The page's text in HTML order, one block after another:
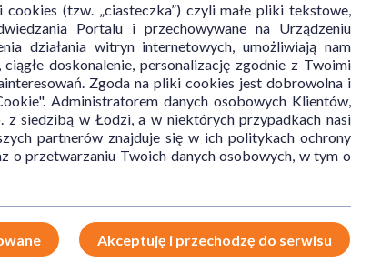
DZIAŁANIE/WŁAŚCIWOŚCI GŁÓWNY
(tzw. „ciasteczka”) czyli małe pliki tekstowe,
Portalu i przechowywane na Urządzeniu
działania witryn internetowych, umożliwiają nam
doskonalenie, personalizację zgodnie z Twoimi
Zgoda na pliki cookies jest dobrowolna i
Administratorem danych osobowych Klientów,
z siedzibą w Łodzi, a w niektórych przypadkach nasi
partnerów znajduje się w ich politykach ochrony
o przetwarzaniu Twoich danych osobowych, w tym o
Akceptuję i przechodzę do serwisu